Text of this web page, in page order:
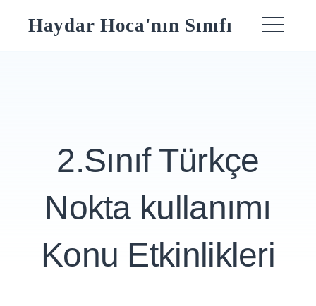
Haydar Hoca'nın Sınıfı
2.Sınıf Türkçe
Nokta kullanımı
Konu Etkinlikleri